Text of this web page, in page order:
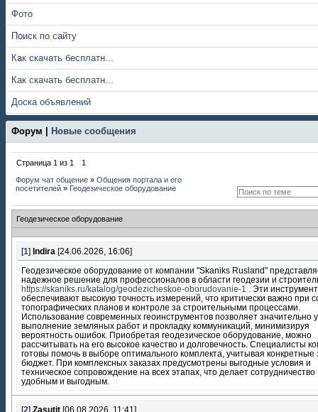
Фото
Поиск по сайту
Как скачать бесплатн...
Как скачать бесплатн...
Доска объявлений
Форум | Новые сообщения
Страница 1 из 1
1
Форум чат общение » Общения портала и его
посетителей » Геодезическое оборудование
Геодезическое оборудование
[1] Indira [24.06.2026, 16:06]
Геодезическое оборудование от компании "Skaniks Rusland"
надежное решение для профессионалов в области геодезии и
https://skaniks.ru/katalog/geodezicheskoe-oborudovanie-1
. Эти
обеспечивают высокую точность измерений, что критически важно при
топографических планов и контроле за строительными процессами.
Использование современных геоинструментов позволяет значительно
выполнение земляных работ и прокладку коммуникаций, минимизируя
вероятность ошибок. Приобретая геодезическое оборудование, можно
рассчитывать на его высокое качество и долговечность. Специалисты
готовы помочь в выборе оптимального комплекта, учитывая конкретные
бюджет. При комплексных заказах предусмотрены выгодные условия и
техническое сопровождение на всех этапах, что делает сотрудничество
удобным и выгодным.
[2] Zasutit [06.08.2026, 11:41]